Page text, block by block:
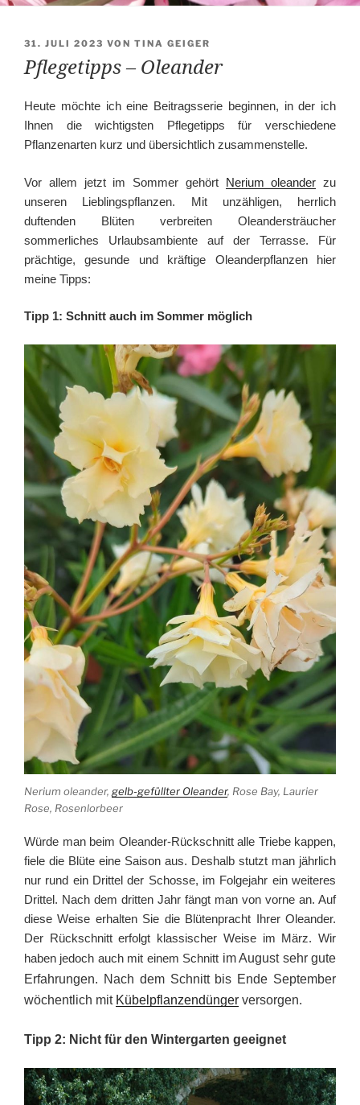
VERÖFFENTLICHT
AM
31. JULI 2023 VON TINA GEIGER
Pflegetipps – Oleander
Heute möchte ich eine Beitragsserie beginnen, in der ich
Ihnen die wichtigsten Pflegetipps für verschiedene
Pflanzenarten kurz und übersichtlich zusammenstelle.
Vor allem jetzt im Sommer gehört Nerium oleander zu
unseren Lieblingspflanzen. Mit unzähligen, herrlich
duftenden Blüten verbreiten Oleandersträucher
sommerliches Urlaubsambiente auf der Terrasse. Für
prächtige, gesunde und kräftige Oleanderpflanzen hier
meine Tipps:
Tipp 1: Schnitt auch im Sommer möglich
Nerium oleander, gelb-gefüllter Oleander, Rose Bay, Laurier
Rose, Rosenlorbeer
Würde man beim Oleander-Rückschnitt alle Triebe kappen,
fiele die Blüte eine Saison aus. Deshalb stutzt man jährlich
nur rund ein Drittel der Schosse, im Folgejahr ein weiteres
Drittel. Nach dem dritten Jahr fängt man von vorne an. Auf
diese Weise erhalten Sie die Blütenpracht Ihrer Oleander.
Der Rückschnitt erfolgt klassischer Weise im März. Wir
haben jedoch auch mit einem Schnitt im August sehr gute
Erfahrungen. Nach dem Schnitt bis Ende September
wöchentlich mit Kübelpflanzendünger versorgen.
Tipp 2: Nicht für den Wintergarten geeignet